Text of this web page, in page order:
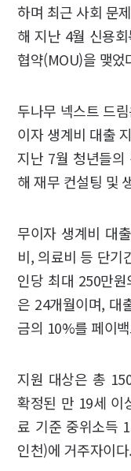
하며 최근 사회 문
해 지난 4월 신용
협약(MOU)을 맺었
두나무 넥스트 드
이자 생계비 대출
지난 7월 청년들
해 재무 컨설팅 및
무이자 생계비 대
비, 의료비 등 단기
인당 최대 250만
은 24개월이며, 대
금의 10%를 페이
지원 대상은 총
확정된 만 19세 이
료 기준 중위소득
인천)에 거주자이다.